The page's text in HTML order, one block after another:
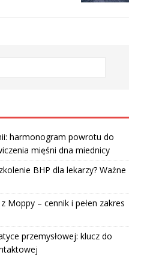
harmonogram powrotu do
mięśni dna miednicy
BHP dla lekarzy? Ważne
Moppy – cennik i pełen zakres
przemysłowej: klucz do